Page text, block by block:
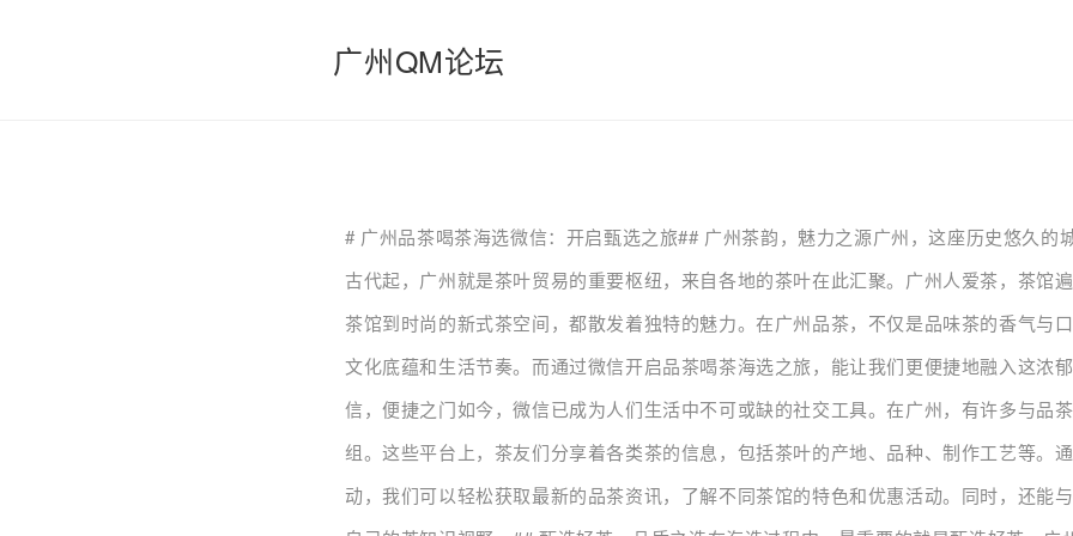
广州QM论坛
# 广州品茶喝茶海选微信：开启甄选之旅## 广州茶韵，魅力之源广州，这座历史悠久的
古代起，广州就是茶叶贸易的重要枢纽，来自各地的茶叶在此汇聚。广州人爱茶，茶馆
茶馆到时尚的新式茶空间，都散发着独特的魅力。在广州品茶，不仅是品味茶的香气与
文化底蕴和生活节奏。而通过微信开启品茶喝茶海选之旅，能让我们更便捷地融入这浓
信，便捷之门如今，微信已成为人们生活中不可或缺的社交工具。在广州，有许多与品
组。这些平台上，茶友们分享着各类茶的信息，包括茶叶的产地、品种、制作工艺等。
动，我们可以轻松获取最新的品茶资讯，了解不同茶馆的特色和优惠活动。同时，还能